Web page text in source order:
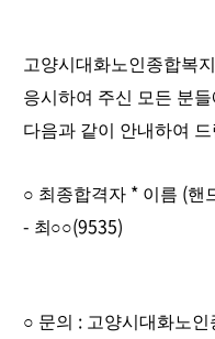
고양시대화노인종합복
응시하여 주신 모든 분
다음과 같이 안내하여
○ 최종합격자 * 이름 (핸
- 최 ○○(9535)
○ 문의 : 고양시대화노